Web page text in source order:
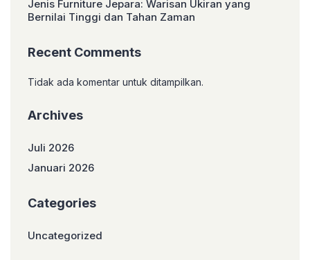
Jenis Furniture Jepara: Warisan Ukiran yang
Bernilai Tinggi dan Tahan Zaman
Recent Comments
Tidak ada komentar untuk ditampilkan.
Archives
Juli 2026
Januari 2026
Categories
Uncategorized